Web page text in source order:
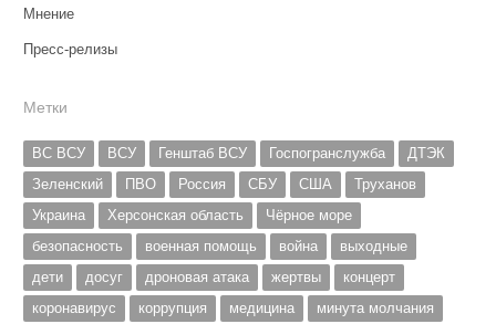
Мнение
Пресс-релизы
Метки
ВС ВСУ ВСУ Генштаб ВСУ Госпогранслужба
ДТЭК
Зеленский
ПВО Россия СБУ США
Труханов
Украина
Херсонская область
Чёрное море
безопасность
военная помощь война
выходные
дети
досуг дроновая атака жертвы
концерт
коронавирус
коррупция медицина
минута молчания